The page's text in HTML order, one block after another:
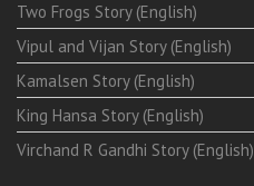
Two Frogs Story (English)
Vipul and Vijan Story (English)
Kamalsen Story (English)
King Hansa Story (English)
Virchand R Gandhi Story (English)